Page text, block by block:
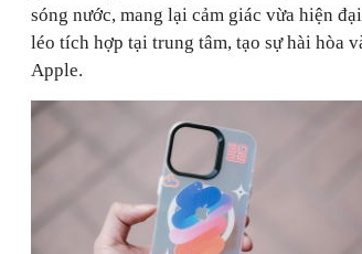
sóng nước, mang lại cảm giác vừa hiện
léo tích hợp tại trung tâm, tạo sự hài hòa
Apple.